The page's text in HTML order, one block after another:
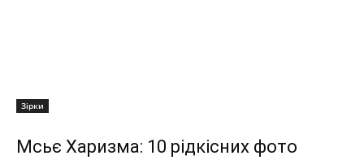
Зірки
Мсьє Харизма: 10 рідкісних фото